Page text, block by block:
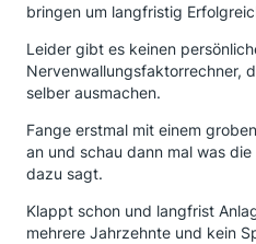
bringen um langfristig
Leider gibt es keinen
Nervenwallungsfaktorrechner,
selber ausmachen.
Fange erstmal mit einem
an und schau dann mal was
dazu sagt.
Klappt schon und langfrist
mehrere Jahrzehnte und kein